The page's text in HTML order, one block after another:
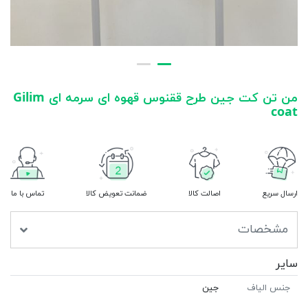
من تن کت جین طرح ققنوس قهوه ای سرمه ای Gilim
coat
ارسال سریع اصالت کالا ضمانت تعویض کالا تماس با ما
مشخصات
سایر
جنس الیاف جین